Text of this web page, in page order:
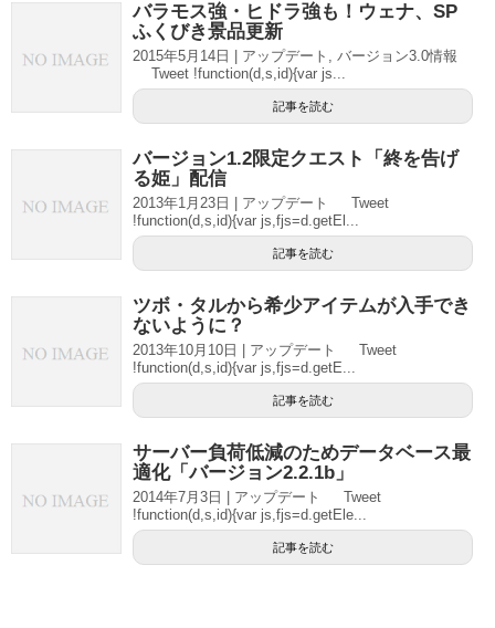
バラモス強・ヒドラ強も！ウェナ、SP
ふくびき景品更新
2015年5月14日 | アップデート, バージョン3.0情報
Tweet !function(d,s,id){var js...
記事を読む
バージョン1.2限定クエスト「終を告げ
る姫」配信
2013年1月23日 | アップデート Tweet
!function(d,s,id){var js,fjs=d.getEl...
記事を読む
ツボ・タルから希少アイテムが入手でき
ないように？
2013年10月10日 | アップデート Tweet
!function(d,s,id){var js,fjs=d.getE...
記事を読む
サーバー負荷低減のためデータベース最
適化「バージョン2.2.1b」
2014年7月3日 | アップデート Tweet
!function(d,s,id){var js,fjs=d.getEle...
記事を読む